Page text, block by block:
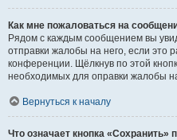
Как мне пожаловаться на
Рядом с каждым сообщением вы
отправки жалобы на него, если это
конференции. Щёлкнув по этой
необходимых для оправки жалобы
Вернуться к началу
Что означает кнопка «Сохранить»